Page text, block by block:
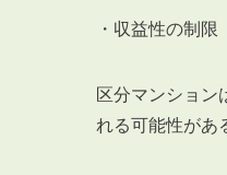
・収益性の制限
区分マンション
れる可能性があ